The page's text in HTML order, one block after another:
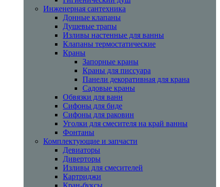
Инженерная сантехника
Донные клапаны
Душевые трапы
Изливы настенные для ванны
Клапаны термостатические
Краны
Запорные краны
Краны для писсуара
Панели декоративная для крана
Садовые краны
Обвязки для ванн
Сифоны для биде
Сифоны для раковин
Уголки для смесителя на край ванны
Фонтаны
Комплектующие и запчасти
Девиаторы
Диверторы
Изливы для смесителей
Картриджи
Кран-буксы